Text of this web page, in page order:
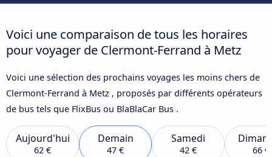
Voici une comparaison de tous les horaires
pour voyager de Clermont-Ferrand à Metz
Voici une sélection des prochains voyages les moins chers de
Clermont-Ferrand à Metz , proposés par différents opérateurs
de bus tels que FlixBus ou BlaBlaCar Bus .
Aujourd'hui
62 €
Demain
47 €
Samedi
42 € 66 €